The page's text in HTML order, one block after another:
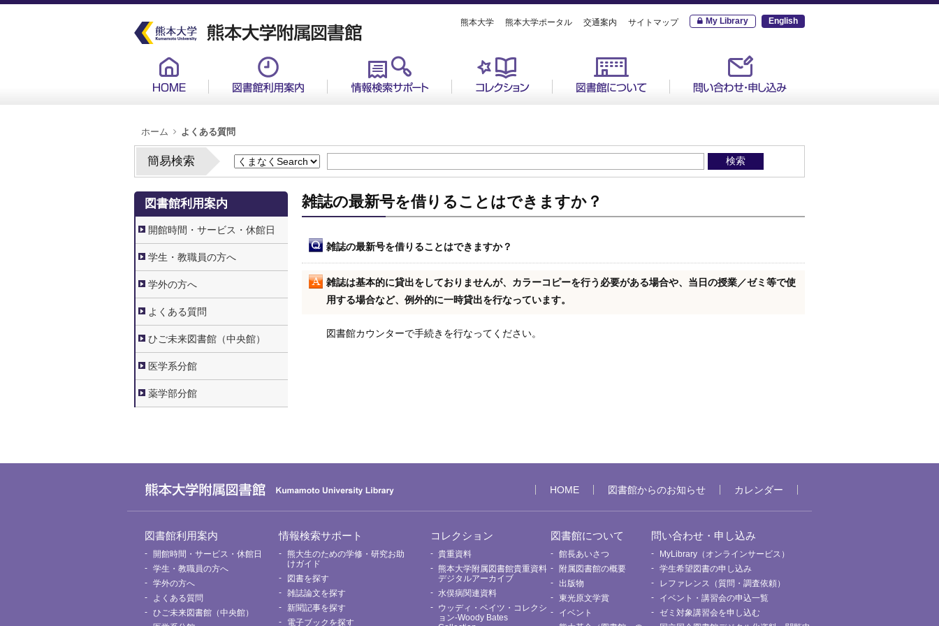
熊本大学 熊本大学ポータル 交通案内 サイトマップ My Library English
パ
ン
く
ず
ホーム よくある質問
簡易検索
雑誌の最新号を借りることはできますか？
雑誌の最新号を借りることはできますか？
雑誌は基本的に貸出をしておりませんが、カラーコピーを行う必要がある場合や、当日の授業／ゼミ等で使
用する場合など、例外的に一時貸出を行なっています。
図書館カウンターで手続きを行なってください。
2.
書
館
利
用
案
図書館利用案内
開館時間・サービス・休館日
学生・教職員の方へ
学外の方へ
よくある質問
ひご未来図書館（中央館）
医学系分館
薬学部分館
HOME 図書館からのお知らせ カレンダー
グ
ロ
ー
ル
メ
ュ
ー
図書館利用案内
開館時間・サービス・休館日
学生・教職員の方へ
学外の方へ
よくある質問
ひご未来図書館（中央館）
情報検索サポート
熊大生のための学修・研究お助
けガイド
図書を探す
雑誌論文を探す
新聞記事を探す
電子ブックを探す
コレクション
貴重資料
熊本大学附属図書館貴重資料
デジタルアーカイブ
水俣病関連資料
ウッディ・ベイツ・コレクシ
ョン-Woody Bates
図書館について
館長あいさつ
附属図書館の概要
出版物
東光原文学賞
イベント
問い合わせ・申し込み
MyLibrary（オンラインサービス）
学生希望図書の申し込み
レファレンス（質問・調査依頼）
イベント・講習会の申込一覧
ゼミ対象講習会を申し込む